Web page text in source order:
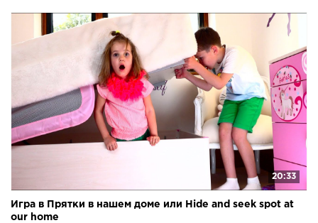
20:33
Игра в Прятки в нашем доме или Hide and seek spot at
our home